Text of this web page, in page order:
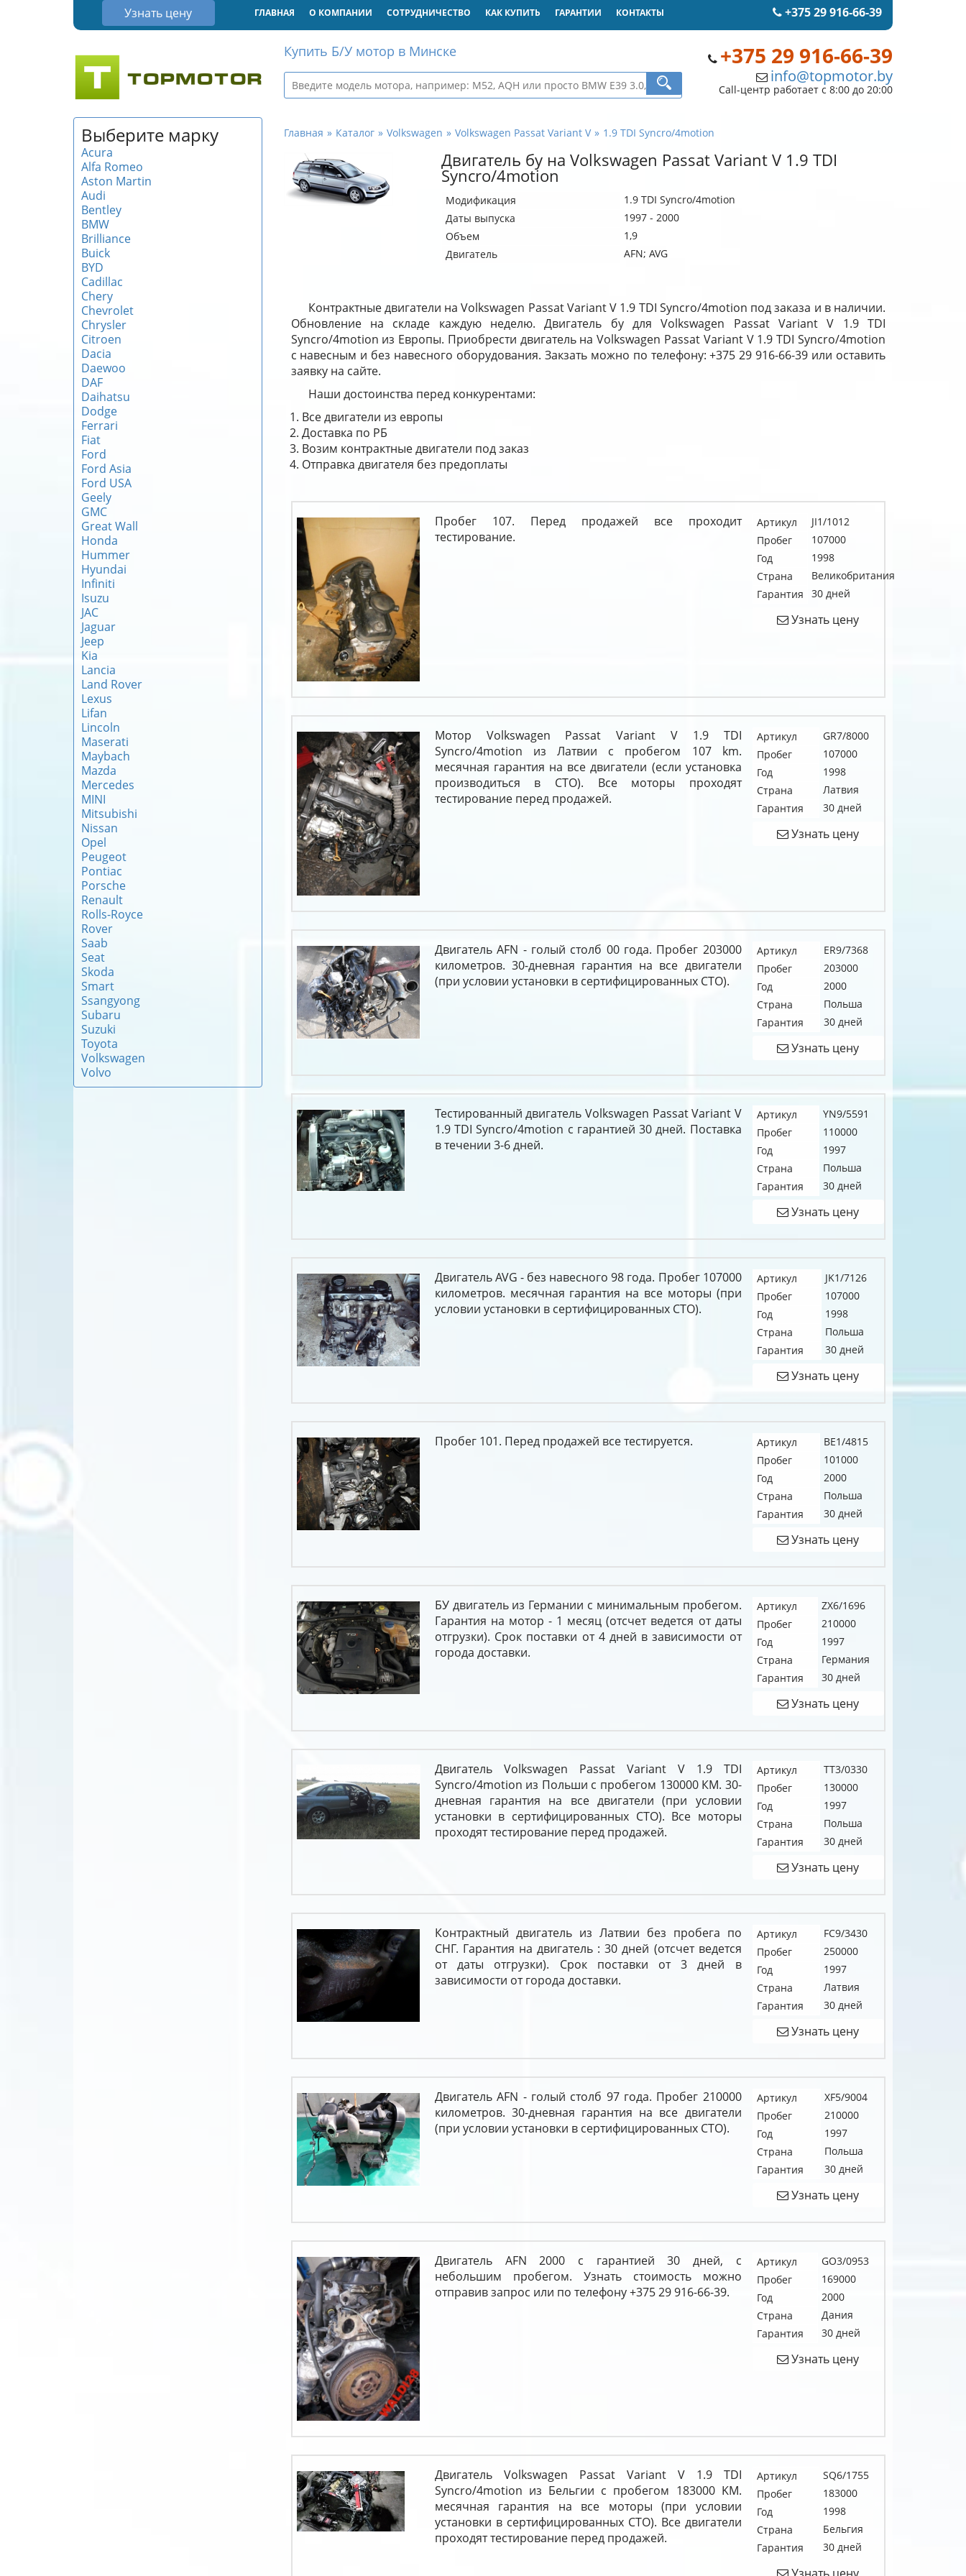
Узнать цену +375 29 916-66-39
ГЛАВНАЯ О КОМПАНИИ СОТРУДНИЧЕСТВО КАК КУПИТЬ ГАРАНТИИ КОНТАКТЫ
+375 29 916-66-39
info@topmotor.by
Call-центр работает с 8:00 до 20:00
Купить Б/У мотор в Минске
Выберите марку
Acura
Alfa Romeo
Aston Martin
Audi
Bentley
BMW
Brilliance
Buick
BYD
Cadillac
Chery
Chevrolet
Chrysler
Citroen
Dacia
Daewoo
DAF
Daihatsu
Dodge
Ferrari
Fiat
Ford
Ford Asia
Ford USA
Geely
GMC
Great Wall
Honda
Hummer
Hyundai
Infiniti
Isuzu
JAC
Jaguar
Jeep
Kia
Lancia
Land Rover
Lexus
Lifan
Lincoln
Maserati
Maybach
Mazda
Mercedes
MINI
Mitsubishi
Nissan
Opel
Peugeot
Pontiac
Porsche
Renault
Rolls-Royce
Rover
Saab
Seat
Skoda
Smart
Ssangyong
Subaru
Suzuki
Toyota
Volkswagen
Volvo
Главная Каталог Volkswagen Volkswagen Passat Variant V 1.9 TDI Syncro/4motion
Двигатель бу на Volkswagen Passat Variant V 1.9 TDI
Syncro/4motion
Модификация
1.9 TDI Syncro/4motion
Даты выпуска
1997 - 2000
Объем
1,9
Двигатель
AFN; AVG
Контрактные двигатели на Volkswagen Passat Variant V 1.9 TDI Syncro/4motion под заказа и в наличии.
Обновление на складе каждую неделю. Двигатель бу для Volkswagen Passat Variant V 1.9 TDI
Syncro/4motion из Европы. Приобрести двигатель на Volkswagen Passat Variant V 1.9 TDI Syncro/4motion
с навесным и без навесного оборудования. Закзать можно по телефону: +375 29 916-66-39 или оставить
заявку на сайте.
Наши достоинства перед конкурентами:
Все двигатели из европы
Доставка по РБ
Возим контрактные двигатели под заказ
Отправка двигателя без предоплаты
Пробег 107. Перед продажей все проходит
тестирование.
Артикул
JI1/1012
Пробег
107000
Год
1998
Страна
Великобритания
Гарантия
30 дней
Узнать цену
Мотор Volkswagen Passat Variant V 1.9 TDI
Syncro/4motion из Латвии с пробегом 107 km.
месячная гарантия на все двигатели (если установка
производиться в СТО). Все моторы проходят
тестирование перед продажей.
Артикул
GR7/8000
Пробег
107000
Год
1998
Страна
Латвия
Гарантия
30 дней
Узнать цену
Двигатель AFN - голый столб 00 года. Пробег 203000
километров. 30-дневная гарантия на все двигатели
(при условии установки в сертифицированных СТО).
Артикул
ER9/7368
Пробег
203000
Год
2000
Страна
Польша
Гарантия
30 дней
Узнать цену
Тестированный двигатель Volkswagen Passat Variant V
1.9 TDI Syncro/4motion c гарантией 30 дней. Поставка
в течении 3-6 дней.
Артикул
YN9/5591
Пробег
110000
Год
1997
Страна
Польша
Гарантия
30 дней
Узнать цену
Двигатель AVG - без навесного 98 года. Пробег 107000
километров. месячная гарантия на все моторы (при
условии установки в сертифицированных СТО).
Артикул
JK1/7126
Пробег
107000
Год
1998
Страна
Польша
Гарантия
30 дней
Узнать цену
Пробег 101. Перед продажей все тестируется. Артикул
BE1/4815
Пробег
101000
Год
2000
Страна
Польша
Гарантия
30 дней
Узнать цену
БУ двигатель из Германии с минимальным пробегом.
Гарантия на мотор - 1 месяц (отсчет ведется от даты
отгрузки). Срок поставки от 4 дней в зависимости от
города доставки.
Артикул
ZX6/1696
Пробег
210000
Год
1997
Страна
Германия
Гарантия
30 дней
Узнать цену
Двигатель Volkswagen Passat Variant V 1.9 TDI
Syncro/4motion из Польши с пробегом 130000 КМ. 30-
дневная гарантия на все двигатели (при условии
установки в сертифицированных СТО). Все моторы
проходят тестирование перед продажей.
Артикул
TT3/0330
Пробег
130000
Год
1997
Страна
Польша
Гарантия
30 дней
Узнать цену
Контрактный двигатель из Латвии без пробега по
СНГ. Гарантия на двигатель : 30 дней (отсчет ведется
от даты отгрузки). Срок поставки от 3 дней в
зависимости от города доставки.
Артикул
FC9/3430
Пробег
250000
Год
1997
Страна
Латвия
Гарантия
30 дней
Узнать цену
Двигатель AFN - голый столб 97 года. Пробег 210000
километров. 30-дневная гарантия на все двигатели
(при условии установки в сертифицированных СТО).
Артикул
XF5/9004
Пробег
210000
Год
1997
Страна
Польша
Гарантия
30 дней
Узнать цену
Двигатель AFN 2000 с гарантией 30 дней, с
небольшим пробегом. Узнать стоимость можно
отправив запрос или по телефону +375 29 916-66-39.
Артикул
GO3/0953
Пробег
169000
Год
2000
Страна
Дания
Гарантия
30 дней
Узнать цену
Двигатель Volkswagen Passat Variant V 1.9 TDI
Syncro/4motion из Бельгии с пробегом 183000 KM.
месячная гарантия на все моторы (при условии
установки в сертифицированных СТО). Все двигатели
проходят тестирование перед продажей.
Артикул
SQ6/1755
Пробег
183000
Год
1998
Страна
Бельгия
Гарантия
30 дней